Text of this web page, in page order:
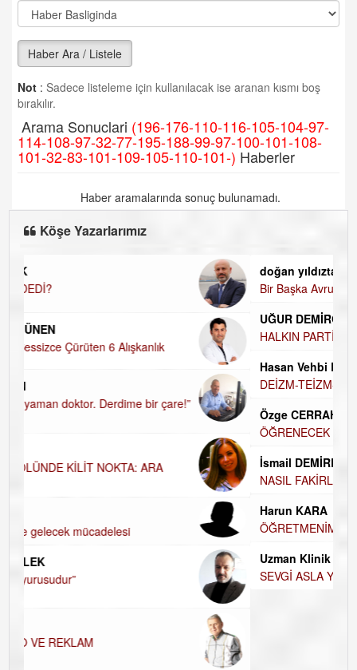
Haber Ara / Listele
Not : Sadece listeleme için kullanılacak ise aranan kısmı boş
bırakılır.
Arama Sonuclari (196-176-110-116-105-104-97-
114-108-97-32-77-195-188-99-97-100-101-108-
101-32-83-101-109-105-110-101-) Haberler
Haber aramalarında sonuç bulunamadı.
Köşe Yazarlarımız
Bir Başka Avrupa!
UĞUR DEMİROĞLU
HALKIN PARTİSİNDE YENİ YÖNETİM
Hasan Vehbi Ersoy
DEİZM-TEİZM-ATEİZM-PANTEİZM’E BAKIŞ
ÖĞRENECEK ÇOK ŞEY VAR...
ÖĞRETMENİM , HAKKINI NASIL ÖDERİM !
Uzman Klinik Psikolog Erkan EZERÇE
SEVGİ ASLA YETMEZ!